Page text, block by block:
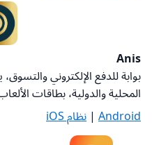
Anis
بوابة للدفع الإلكتروني
المحلية والدولية، بطاقات
Android
| نظام iOS